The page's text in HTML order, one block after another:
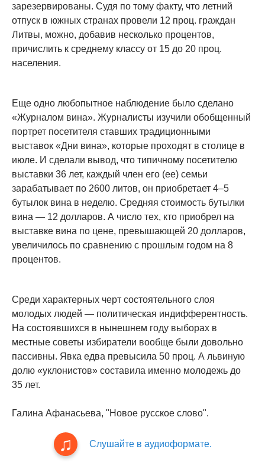
зарезервированы. Судя по тому факту, что летний
отпуск в южных странах провели 12 проц. граждан
Литвы, можно, добавив несколько процентов,
причислить к среднему классу от 15 до 20 проц.
населения.
Еще одно любопытное наблюдение было сделано
«Журналом вина». Журналисты изучили обобщенный
портрет посетителя ставших традиционными
выставок «Дни вина», которые проходят в столице в
июле. И сделали вывод, что типичному посетителю
выставки 36 лет, каждый член его (ее) семьи
зарабатывает по 2600 литов, он приобретает 4–5
бутылок вина в неделю. Средняя стоимость бутылки
вина — 12 долларов. А число тех, кто приобрел на
выставке вина по цене, превышающей 20 долларов,
увеличилось по сравнению с прошлым годом на 8
процентов.
Среди характерных черт состоятельного слоя
молодых людей — политическая индифферентность.
На состоявшихся в нынешнем году выборах в
местные советы избиратели вообще были довольно
пассивны. Явка едва превысила 50 проц. А львиную
долю «уклонистов» составила именно молодежь до
35 лет.
Галина Афанасьева, "Новое русское слово".
Слушайте в аудиоформате.